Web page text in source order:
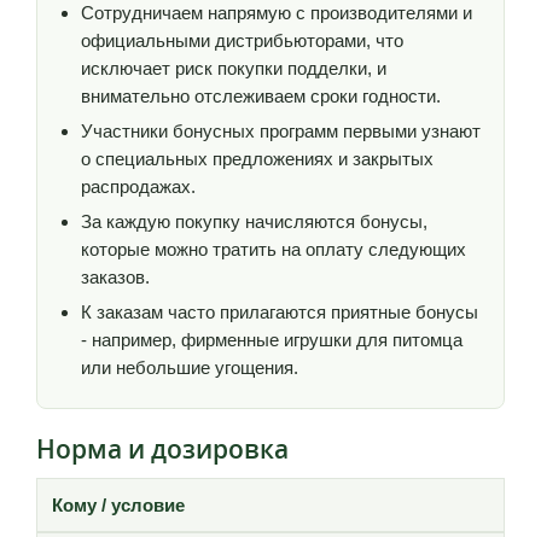
Сотрудничаем напрямую с производителями и
официальными дистрибьюторами, что
исключает риск покупки подделки, и
внимательно отслеживаем сроки годности.
Участники бонусных программ первыми узнают
о специальных предложениях и закрытых
распродажах.
За каждую покупку начисляются бонусы,
которые можно тратить на оплату следующих
заказов.
К заказам часто прилагаются приятные бонусы
- например, фирменные игрушки для питомца
или небольшие угощения.
Норма и дозировка
Кому / условие